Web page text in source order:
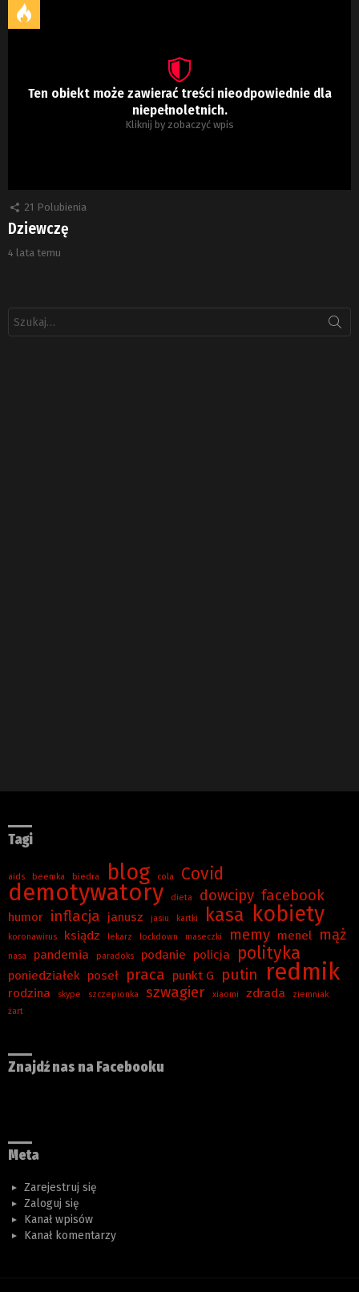
Ten obiekt może zawierać treści nieodpowiednie dla
niepełnoletnich.
Kliknij by zobaczyć wpis
21 Polubienia
Dziewczę
4 lata temu
Tagi
aids beemka biedra blog cola Covid
demotywatory dieta dowcipy facebook
humor inflacja janusz jasiu kartki kasa kobiety
koronawirus ksiądz lekarz lockdown maseczki memy menel mąż
nasa pandemia paradoks podanie policja polityka
poniedziałek poseł praca punkt G putin redmik
rodzina skype szczepionka szwagier xiaomi zdrada
ziemniak
żart
Znajdź nas na Facebooku
Meta
Zarejestruj się
Zaloguj się
Kanał wpisów
Kanał komentarzy